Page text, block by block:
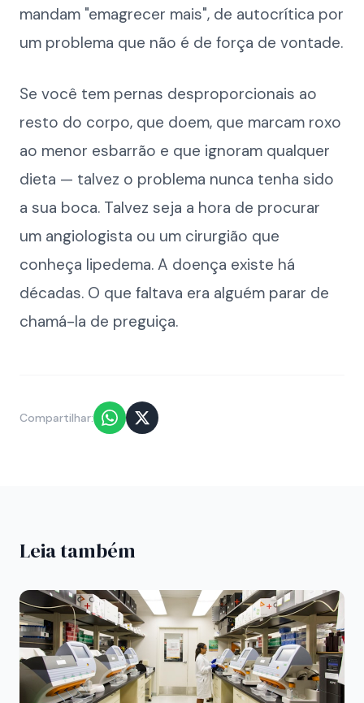
mandam "emagrecer mais", de autocrítica por
um problema que não é de força de vontade.
Se você tem pernas desproporcionais ao
resto do corpo, que doem, que marcam roxo
ao menor esbarrão e que ignoram qualquer
dieta — talvez o problema nunca tenha sido
a sua boca. Talvez seja a hora de procurar
um angiologista ou um cirurgião que
conheça lipedema. A doença existe há
décadas. O que faltava era alguém parar de
chamá-la de preguiça.
Compartilhar:
Leia também